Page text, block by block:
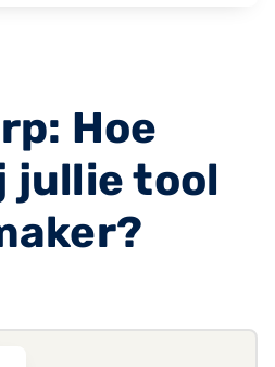
Hoe
jullie tool